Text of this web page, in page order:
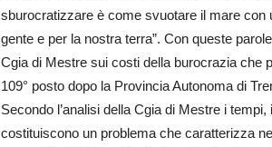
sburocratizzare è come svuotare il mare con
gente e per la nostra terra”. Con queste
Cgia di Mestre sui costi della burocrazia che
109° posto dopo la Provincia Autonoma di
Secondo l’analisi della Cgia di Mestre i
costituiscono un problema che caratterizza